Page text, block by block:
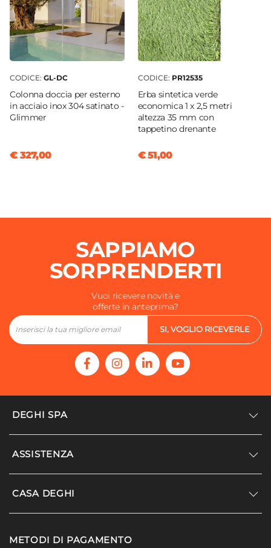
CODICE: GL-DC
Colonna doccia per esterno
in acciaio inox 304 satinato -
Glimmer
€ 327,00
CODICE: PR12535
Erba sintetica verde
economica 1 x 2,5 metri
altezza 35 mm con
tappetino drenante
€ 51,00
SAPPIAMO
SORPRENDERTI
Vuoi ricevere novità e
offerte in anteprima?
SI, VOGLIO RICEVERLE
DEGHI SPA
Accedi/Registrati
Modello organizzativo e codice etico
ASSISTENZA
Supporto
Agevolazioni fiscali
CASA DEGHI
I nostri luoghi
METODI DI PAGAMENTO